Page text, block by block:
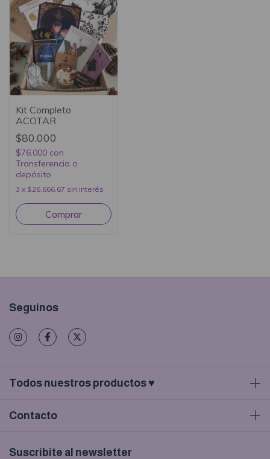
Kit Completo
ACOTAR
$80.000
$76.000 con
Transferencia o
depósito
3 x $26.666,67 sin interés
Seguinos
Todos nuestros productos ♥
Contacto
Suscribite al newsletter